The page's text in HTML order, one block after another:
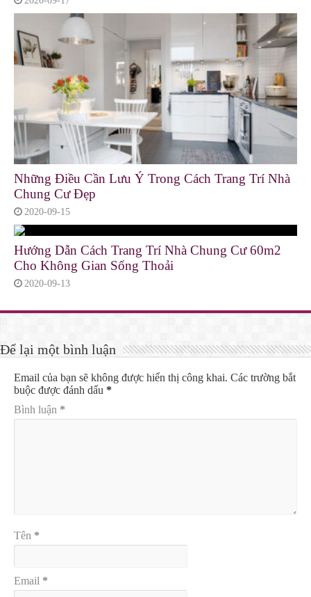
Những Điều Cần Lưu Ý Trong Cách Trang Trí Nhà
Chung Cư Đẹp
2020-09-15
Hướng Dẫn Cách Trang Trí Nhà Chung Cư 60m2
Cho Không Gian Sống Thoải
2020-09-13
Để lại một bình luận
Email của bạn sẽ không được hiển thị công khai. Các trường bắt
buộc được đánh dấu *
Bình luận *
Tên *
Email *